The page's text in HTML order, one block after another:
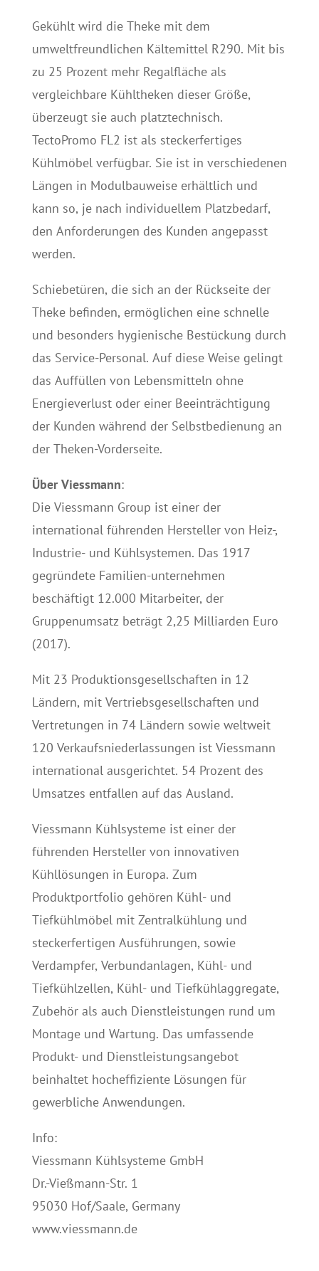
Gekühlt wird die Theke mit dem
umweltfreundlichen Kältemittel R290. Mit bis
zu 25 Prozent mehr Regalfläche als
vergleichbare Kühltheken dieser Größe,
überzeugt sie auch platztechnisch.
TectoPromo FL2 ist als steckerfertiges
Kühlmöbel verfügbar. Sie ist in verschiedenen
Längen in Modulbauweise erhältlich und
kann so, je nach individuellem Platzbedarf,
den Anforderungen des Kunden angepasst
werden.
Schiebetüren, die sich an der Rückseite der
Theke befinden, ermöglichen eine schnelle
und besonders hygienische Bestückung durch
das Service-Personal. Auf diese Weise gelingt
das Auffüllen von Lebensmitteln ohne
Energieverlust oder einer Beeinträchtigung
der Kunden während der Selbstbedienung an
der Theken-Vorderseite.
Über Viessmann:
Die Viessmann Group ist einer der
international führenden Hersteller von Heiz-,
Industrie- und Kühlsystemen. Das 1917
gegründete Familien-unternehmen
beschäftigt 12.000 Mitarbeiter, der
Gruppenumsatz beträgt 2,25 Milliarden Euro
(2017).
Mit 23 Produktionsgesellschaften in 12
Ländern, mit Vertriebsgesellschaften und
Vertretungen in 74 Ländern sowie weltweit
120 Verkaufsniederlassungen ist Viessmann
international ausgerichtet. 54 Prozent des
Umsatzes entfallen auf das Ausland.
Viessmann Kühlsysteme ist einer der
führenden Hersteller von innovativen
Kühllösungen in Europa. Zum
Produktportfolio gehören Kühl- und
Tiefkühlmöbel mit Zentralkühlung und
steckerfertigen Ausführungen, sowie
Verdampfer, Verbundanlagen, Kühl- und
Tiefkühlzellen, Kühl- und Tiefkühlaggregate,
Zubehör als auch Dienstleistungen rund um
Montage und Wartung. Das umfassende
Produkt- und Dienstleistungsangebot
beinhaltet hocheffiziente Lösungen für
gewerbliche Anwendungen.
Info:
Viessmann Kühlsysteme GmbH
Dr.-Vießmann-Str. 1
95030 Hof/Saale, Germany
www.viessmann.de